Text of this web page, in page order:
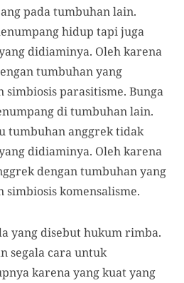
pada tumbuhan lain.
hidup tapi juga
didiaminya. Oleh karena
tumbuhan yang
parasitisme. Bunga
di tumbuhan lain.
tumbuhan anggrek tidak
didiaminya. Oleh karena
dengan tumbuhan yang
komensalisme.
yang disebut hukum rimba.
segala cara untuk
karena yang kuat yang